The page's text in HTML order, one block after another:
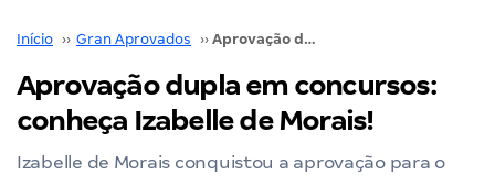
Início ›› Gran Aprovados ›› Aprovação dupla em concursos: conheça Izabelle de Morais!
Aprovação dupla em concursos:
conheça Izabelle de Morais!
Izabelle de Morais conquistou a aprovação para o